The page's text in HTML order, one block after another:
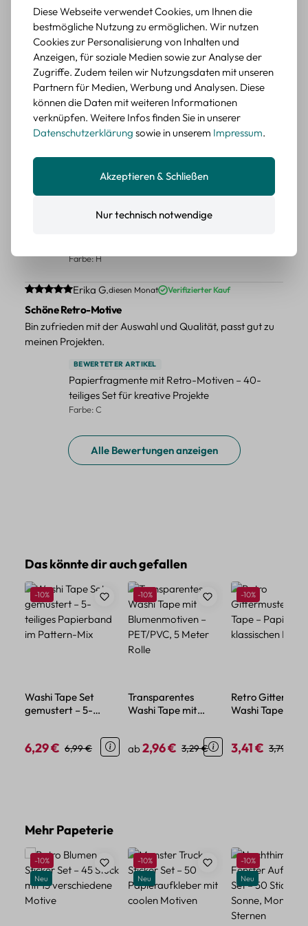
Schöne Motive
Die Sticker passen gut zu meinen Büchern, würde sie
wieder kaufen.
BEWERTETER ARTIKEL
Retro Blumen Sticker Set – 45 Stück mit 15
verschiedene Motive
Farbe: F
Durchschnittliche Bewertung von 5 von 5 Sternen
Erika G.diesen Monat Verifizierter Kauf
Tolle Sticker
Schöne Deko-Teile für meine Bücher, es passt zu meinem
Stiel.
BEWERTETER ARTIKEL
Farbe: H
Durchschnittliche Bewertung von 5 von 5 Sternen
Erika G.diesen Monat Verifizierter Kauf
Schöne Retro-Motive
Bin zufrieden mit der Auswahl und Qualität, passt gut zu
meinen Projekten.
BEWERTETER ARTIKEL
Papierfragmente mit Retro-Motiven – 40-
teiliges Set für kreative Projekte
Farbe: C
Alle Bewertungen anzeigen
Produktgalerie überspringen
Das könnte dir auch gefallen
Rabatt
-10%
Washi Tape Set
gemustert – 5-
Verkaufspreis:
6,29 € Regulärer Preis:
6,99 €
Rabatt
-10%
Transparentes
Washi Tape mit
PET/PVC, 5 Meter
Rolle
Verkaufspreis:
ab2,96 € Regulärer Preis:
3,29 €
Rabatt
-10%
Retro
Washi Tape –
Verkaufspreis:
3,41 € 3,79 €
Produktgalerie überspringen
Mehr Papeterie
Rabatt
-10%
Neu
Rabatt
-10%
Neu
Rabatt
-10%
Neu
Diese Webseite verwendet Cookies, um Ihnen die
bestmögliche Nutzung zu ermöglichen. Wir nutzen
Cookies zur Personalisierung von Inhalten und
Anzeigen, für soziale Medien sowie zur Analyse der
Zugriffe. Zudem teilen wir Nutzungsdaten mit unseren
Partnern für Medien, Werbung und Analysen. Diese
können die Daten mit weiteren Informationen
verknüpfen. Weitere Infos finden Sie in unserer
Datenschutzerklärung sowie in unserem Impressum.
Nur technisch notwendige
Akzeptieren & Schließen